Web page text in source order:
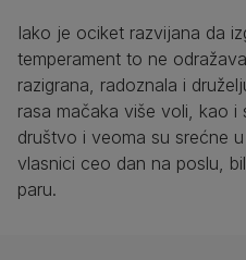
Iako je ociket razvijana da
temperament to ne
razigrana, radoznala i
rasa mačaka više voli, kao i
društvo i veoma su srećne
vlasnici ceo dan na poslu,
paru.